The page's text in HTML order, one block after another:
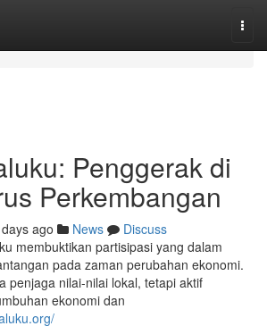
Penggerak di
Perkembangan
ago News
Discuss
membuktikan partisipasi yang dalam
pada zaman perubahan ekonomi.
penjaga nilai-nilai lokal, tetapi aktif
ekonomi dan